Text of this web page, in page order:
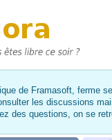
de Framasoft, ferme
les discussions
des questions, on se